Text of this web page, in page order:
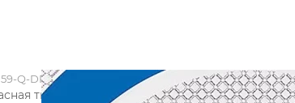
Q-DRY-SOFT
ткань DRY159-Q-DRY_SOFT. Она